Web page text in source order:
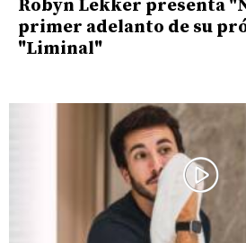
Robyn Lekker presenta
primer adelanto de su
"Liminal"